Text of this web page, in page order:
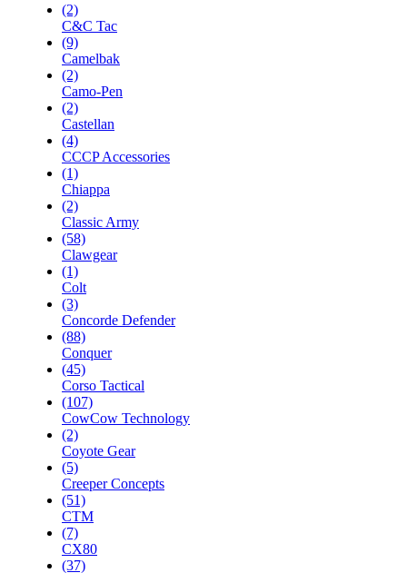
(2)
C&C Tac
(9)
Camelbak
(2)
Camo-Pen
(2)
Castellan
(4)
CCCP Accessories
(1)
Chiappa
(2)
Classic Army
(58)
Clawgear
(1)
Colt
(3)
Concorde Defender
(88)
Conquer
(45)
Corso Tactical
(107)
CowCow Technology
(2)
Coyote Gear
(5)
Creeper Concepts
(51)
CTM
(7)
CX80
(37)